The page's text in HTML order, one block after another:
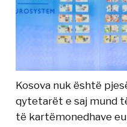
Kosova nuk është
qytetarët e saj mund
të kartëmonedhave